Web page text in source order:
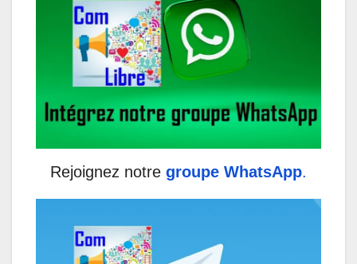
Rejoignez notre groupe WhatsApp.